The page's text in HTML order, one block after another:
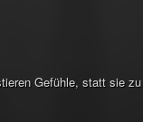
Gefühle, statt sie